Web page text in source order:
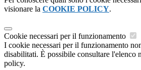
visionare la COOKIE POLICY.
Cookie necessari per il funzionamento
I cookie necessari per il funzionamento
disabilitati. È possibile consultare l'elenco
policy.